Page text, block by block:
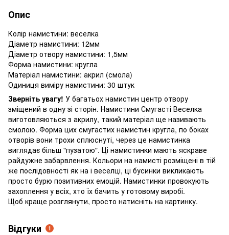
Опис
Колір намистини: веселка
Діаметр намистини: 12мм
Діаметр отвору намистини: 1,5мм
Форма намистини: кругла
Матеріал намистини: акрил (смола)
Одиниця виміру намистини: 30 штук
Зверніть увагу! У багатьох намистин центр отвору
зміщений в одну зі сторін. Намистини Смугасті Веселка
виготовляються з акрилу, такий матеріал ще називають
смолою. Форма цих смугастих намистин кругла, по боках
отворів вони трохи сплюснуті, через це намистинка
виглядає більш "пузатою". Ці намистинки мають яскраве
райдужне забарвлення. Кольори на намисті розміщені в тій
же послідовності як на і веселці, ці бусинки викликають
просто бурю позитивних емоцій. Намистинки провокують
захоплення у всіх, хто їх бачить у готовому виробі.
Щоб краще розглянути, просто натисніть на картинку.
Відгуки 1